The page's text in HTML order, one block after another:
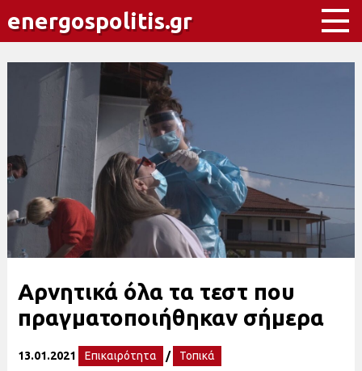
energospolitis.gr
Αρνητικά όλα τα τεστ που
πραγματοποιήθηκαν σήμερα
13.01.2021 Επικαιρότητα / Τοπικά